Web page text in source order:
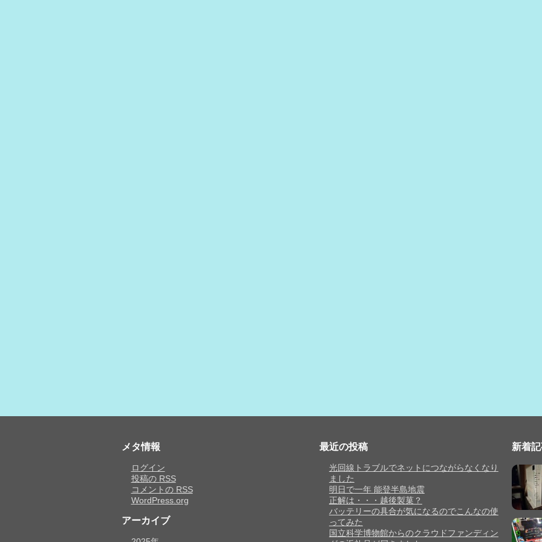
メタ情報
ログイン
投稿の RSS
コメントの RSS
WordPress.org
アーカイブ
最近の投稿
光回線トラブルでネットにつながらなくなり
ました
明日で一年 能登半島地震
正解は・・・越後製菓？
バッテリーの具合が気になるのでこんなの使
ってみた
国立科学博物館からのクラウドファンディン
新着